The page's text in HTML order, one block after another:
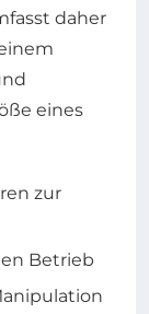
daher
eines
zur
Betrieb